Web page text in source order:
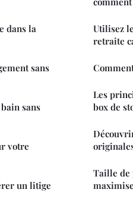
dans la
sans
sans
votre
un litige
Utilisez
retraite
Les
box de
Taille de